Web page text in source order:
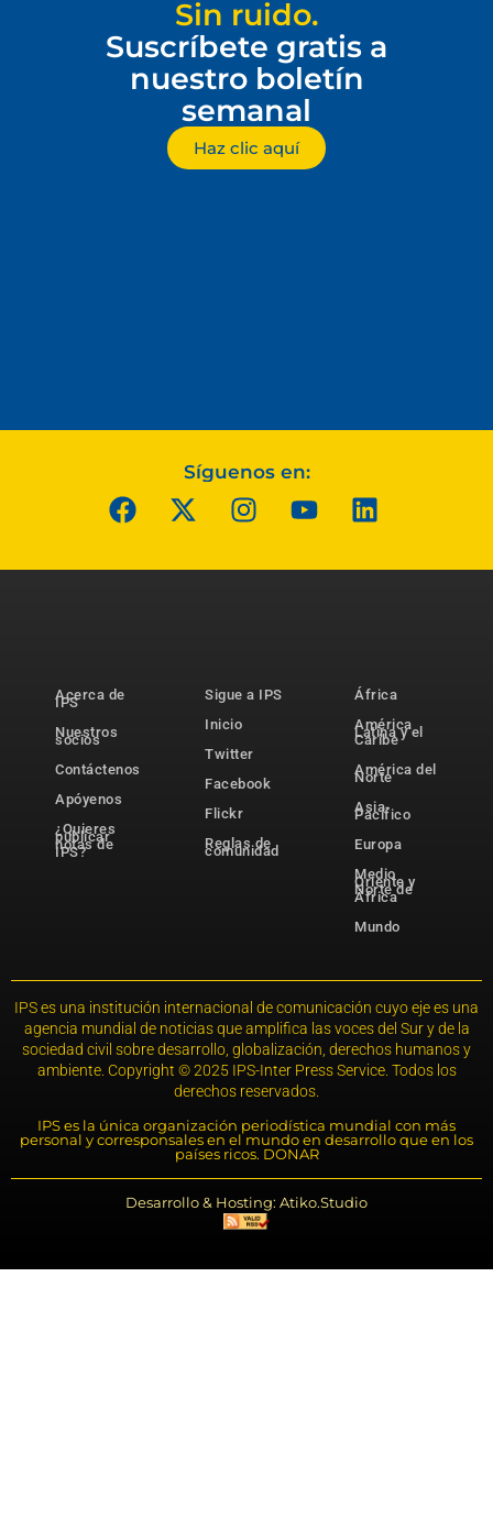
Sin ruido.
Suscríbete gratis a
nuestro boletín
semanal
Haz clic aquí
Síguenos en:
Acerca de
IPS
Nuestros
socios
Contáctenos
Apóyenos
¿Quieres
publicar
notas de
IPS?
Sigue a IPS
Inicio
Twitter
Facebook
Flickr
Reglas de
comunidad
África
América
Latina y el
Caribe
América del
Norte
Asia-
Pacífico
Europa
Medio
Oriente y
Norte de
África
Mundo
IPS es una institución internacional de comunicación cuyo eje es una
agencia mundial de noticias que amplifica las voces del Sur y de la
sociedad civil sobre desarrollo, globalización, derechos humanos y
ambiente. Copyright © 2025 IPS-Inter Press Service. Todos los
derechos reservados.
IPS es la única organización periodística mundial con más
personal y corresponsales en el mundo en desarrollo que en los
países ricos. DONAR
Desarrollo & Hosting: Atiko.Studio